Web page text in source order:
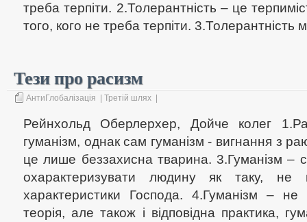
треба терпіти. 2.Толерантність – це
того, кого не треба терпіти. 3.Толерантність
Тези про расизм
АнтиГлобалізація Третій шлях
Рейнхольд Оберлерхер, Дойче колег
гуманізм, однак сам гуманізм - вигнання з
це лише беззахисна тварина. 3.Гуманізм –
охарактеризувати людину як таку, не
характеристики Господа. 4.Гуманізм –
теорія, але також і відповідна практика,